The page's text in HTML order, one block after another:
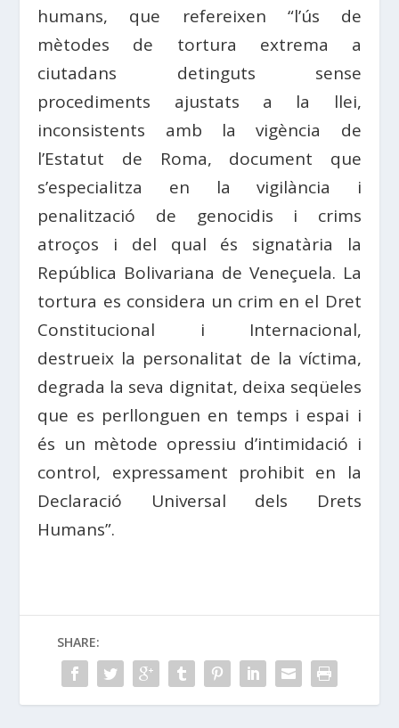
humans, que refereixen “l’ús de
mètodes de tortura extrema a
ciutadans detinguts sense
procediments ajustats a la llei,
inconsistents amb la vigència de
l’Estatut de Roma, document que
s’especialitza en la vigilància i
penalització de genocidis i crims
atroços i del qual és signatària la
República Bolivariana de Veneçuela. La
tortura es considera un crim en el Dret
Constitucional i Internacional,
destrueix la personalitat de la víctima,
degrada la seva dignitat, deixa seqüeles
que es perllonguen en temps i espai i
és un mètode opressiu d’intimidació i
control, expressament prohibit en la
Declaració Universal dels Drets
Humans”.
SHARE: